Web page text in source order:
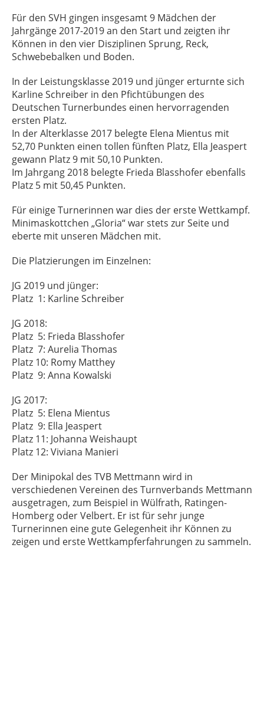
Für den SVH gingen insgesamt 9 Mädchen der
Jahrgänge 2017-2019 an den Start und zeigten ihr
Können in den vier Disziplinen Sprung, Reck,
Schwebebalken und Boden.
In der Leistungsklasse 2019 und jünger erturnte sich
Karline Schreiber in den Pfichtübungen des
Deutschen Turnerbundes einen hervorragenden
ersten Platz.
In der Alterklasse 2017 belegte Elena Mientus mit
52,70 Punkten einen tollen fünften Platz, Ella Jeaspert
gewann Platz 9 mit 50,10 Punkten.
Im Jahrgang 2018 belegte Frieda Blasshofer ebenfalls
Platz 5 mit 50,45 Punkten.
Für einige Turnerinnen war dies der erste Wettkampf.
Minimaskottchen „Gloria“ war stets zur Seite und
eberte mit unseren Mädchen mit.
Die Platzierungen im Einzelnen:
JG 2019 und jünger:
Platz 1: Karline Schreiber
JG 2018:
Platz 5: Frieda Blasshofer
Platz 7: Aurelia Thomas
Platz 10: Romy Matthey
Platz 9: Anna Kowalski
JG 2017:
Platz 5: Elena Mientus
Platz 9: Ella Jeaspert
Platz 11: Johanna Weishaupt
Platz 12: Viviana Manieri
Der Minipokal des TVB Mettmann wird in
verschiedenen Vereinen des Turnverbands Mettmann
ausgetragen, zum Beispiel in Wülfrath, Ratingen-
Homberg oder Velbert. Er ist für sehr junge
Turnerinnen eine gute Gelegenheit ihr Können zu
zeigen und erste Wettkampferfahrungen zu sammeln.